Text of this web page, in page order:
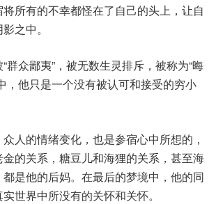
所有的不幸都怪在了自己的头上，让自
之中。
群众鄙夷”，被无数生灵排斥，被称为“晦
，他只是一个没有被认可和接受的穷小
人的情绪变化，也是参宿心中所想的，
的关系，糖豆儿和海狸的关系，甚至海
是他的后妈。在最后的梦境中，他的同
世界中所没有的关怀和关怀。